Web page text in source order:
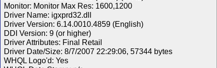
Monitor: Monitor Max Res: 1600,1200
Driver Name: igxprd32.dll
Driver Version: 6.14.0010.4859 (English)
DDI Version: 9 (or higher)
Driver Attributes: Final Retail
Driver Date/Size: 8/7/2007 22:29:06, 57344 bytes
WHQL Logo'd: Yes